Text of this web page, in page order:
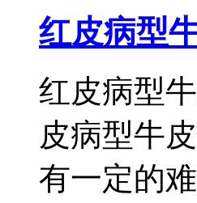
红皮病型
红皮病型
皮病型牛
有一定的